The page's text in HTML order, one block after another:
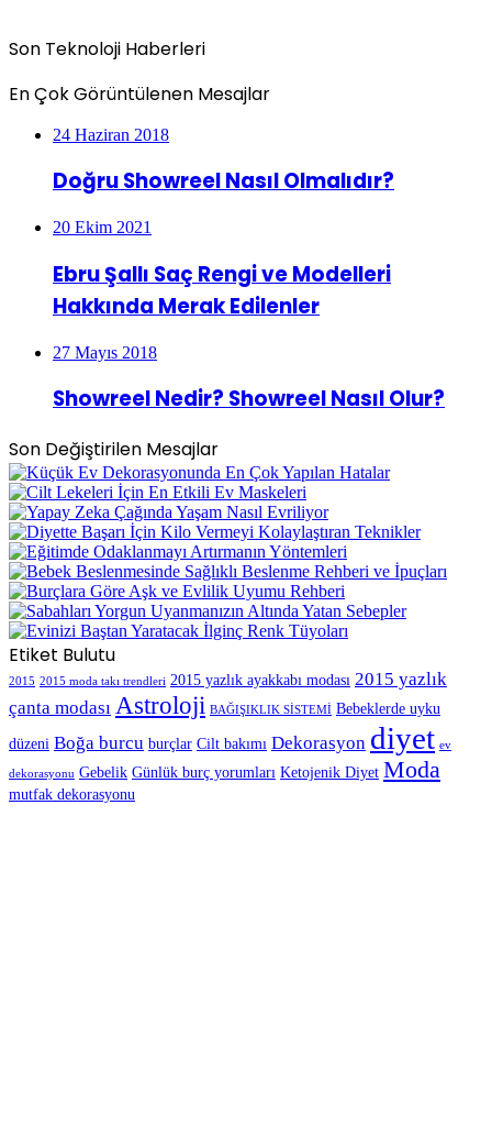
Son Teknoloji Haberleri
En Çok Görüntülenen Mesajlar
24 Haziran 2018
Doğru Showreel Nasıl Olmalıdır?
20 Ekim 2021
Ebru Şallı Saç Rengi ve Modelleri
Hakkında Merak Edilenler
27 Mayıs 2018
Showreel Nedir? Showreel Nasıl Olur?
Son Değiştirilen Mesajlar
Etiket Bulutu
2015 2015 moda takı trendleri 2015 yazlık ayakkabı modası 2015 yazlık
çanta modası Astroloji BAĞIŞIKLIK SİSTEMİ Bebeklerde uyku
düzeni Boğa burcu burçlar Cilt bakımı Dekorasyon diyet ev
dekorasyonu Gebelik Günlük burç yorumları Ketojenik Diyet Moda
mutfak dekorasyonu